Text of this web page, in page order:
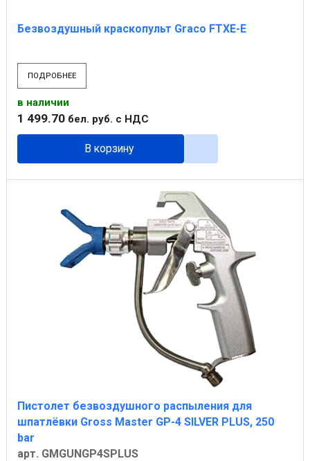
Безвоздушный краскопульт Graco FTXE-E
ПОДРОБНЕЕ
в наличии
1 499.70 бел. руб. с НДС
В корзину
Пистолет безвоздушного распыления для
шпатлёвки Gross Master GP-4 SILVER PLUS, 250
bar
арт. GMGUNGP4SPLUS